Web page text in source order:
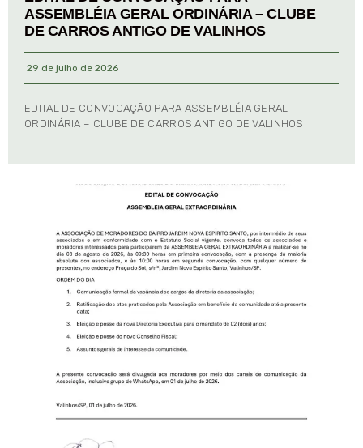
ASSEMBLÉIA GERAL ORDINÁRIA – CLUBE
DE CARROS ANTIGO DE VALINHOS
29 de julho de 2026
EDITAL DE CONVOCAÇÃO PARA ASSEMBLÉIA GERAL
ORDINÁRIA – CLUBE DE CARROS ANTIGO DE VALINHOS